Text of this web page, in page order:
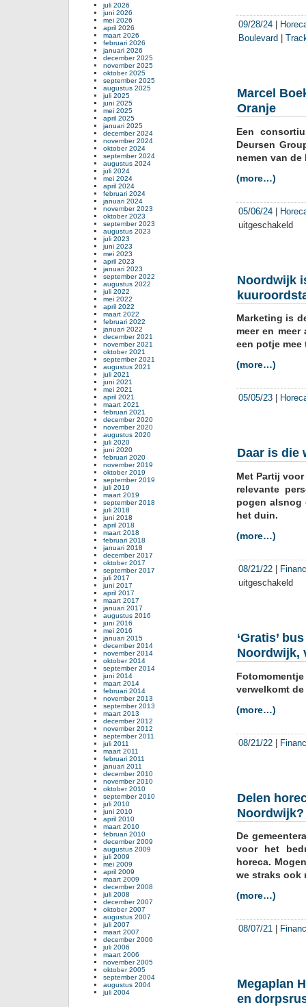
09/28/24
Boulevard
Marcel
Oranje
Een
Deursen
nemen van de
(more…)
05/06/24
uitgeschakeldvoor
van
van
Noordwijk
Marketing is
meer en meer
een potje mee
(more…)
05/05/23
Daar is die
Met Partij
relevante
pogen alsnog
het duin.
(more…)
08/21/22
uitgeschakeldvoor
Huis
ter
Duin
‘Gratis’
Noordwijk,
verwelkomt de
(more…)
08/21/22 |
Delen
Noordwijk?
De
voor het
horeca.
we straks ook
(more…)
08/07/21
Megaplan
en
juli 2026
juni 2026
mei 2026
april 2026
maart 2026
februari 2026
januari 2026
december 2025
november 2025
oktober 2025
september 2025
augustus 2025
juli 2025
juni 2025
mei 2025
april 2025
januari 2025
december 2024
november 2024
oktober 2024
september 2024
augustus 2024
juli 2024
mei 2024
april 2024
februari 2024
januari 2024
november 2023
oktober 2023
september 2023
augustus 2023
juli 2023
juni 2023
mei 2023
april 2023
januari 2023
september 2022
augustus 2022
juli 2022
mei 2022
april 2022
maart 2022
februari 2022
januari 2022
december 2021
november 2021
oktober 2021
september 2021
augustus 2021
juli 2021
juni 2021
mei 2021
april 2021
maart 2021
februari 2021
december 2020
november 2020
augustus 2020
juli 2020
juni 2020
februari 2020
november 2019
oktober 2019
september 2019
juli 2019
maart 2019
september 2018
juli 2018
juni 2018
april 2018
maart 2018
februari 2018
januari 2018
december 2017
oktober 2017
september 2017
juli 2017
juni 2017
april 2017
maart 2017
januari 2017
augustus 2016
juni 2016
mei 2016
januari 2015
december 2014
november 2014
oktober 2014
september 2014
juni 2014
maart 2014
februari 2014
november 2013
september 2013
maart 2013
december 2012
november 2012
september 2011
juli 2011
maart 2011
februari 2011
januari 2011
december 2010
november 2010
oktober 2010
september 2010
juli 2010
juni 2010
april 2010
maart 2010
februari 2010
december 2009
augustus 2009
juli 2009
mei 2009
april 2009
maart 2009
december 2008
juli 2008
december 2007
oktober 2007
augustus 2007
juli 2007
maart 2007
december 2006
juli 2006
maart 2006
november 2005
oktober 2005
september 2004
augustus 2004
juli 2004